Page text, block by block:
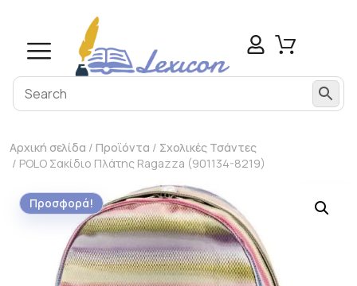
Αρχική σελίδα / Προϊόντα / Σχολικές Τσάντες
/ POLO Σακίδιο Πλάτης Ragazza (901134-8219)
Προσφορά!